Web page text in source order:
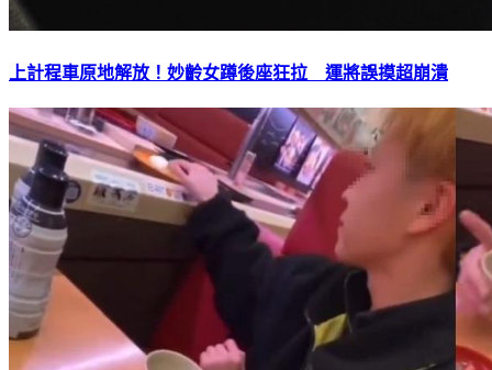
上計程車原地解放！妙齡女蹲後座狂拉 運將誤摸超崩潰